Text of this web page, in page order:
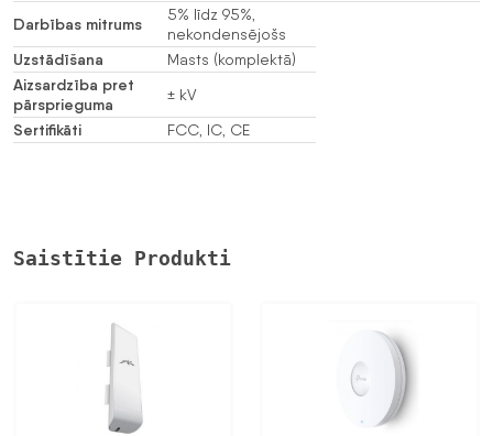
Darbības mitrums
5% līdz 95%,
nekondensējošs
Uzstādīšana Masts (komplektā)
Aizsardzība pret
pārsprieguma
± kV
Sertifikāti FCC, IC, CE
Saistītie Produkti